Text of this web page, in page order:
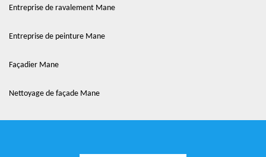
Entreprise de ravalement Mane
Entreprise de peinture Mane
Façadier Mane
Nettoyage de façade Mane